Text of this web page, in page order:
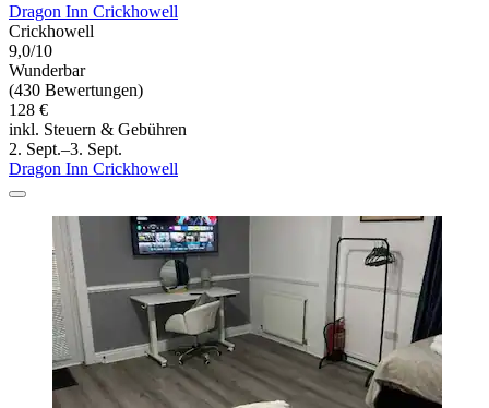
Dragon Inn Crickhowell
Crickhowell
9,0/10
Wunderbar
(430 Bewertungen)
128 €
inkl. Steuern & Gebühren
2. Sept.–3. Sept.
Dragon Inn Crickhowell